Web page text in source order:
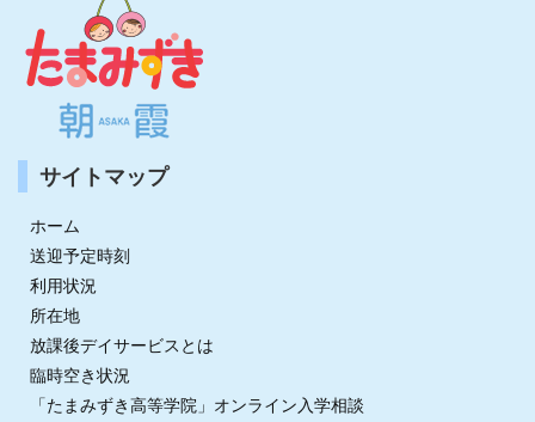
サイトマップ
ホーム
送迎予定時刻
利用状況
所在地
放課後デイサービスとは
臨時空き状況
「たまみずき高等学院」オンライン入学相談